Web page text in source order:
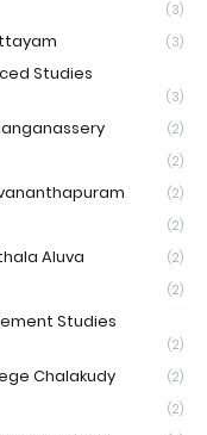
(3)
(3)
Studies
(3)
(2)
(2)
(2)
(2)
Aluva (2)
(2)
Studies
(2)
Chalakudy (2)
(2)